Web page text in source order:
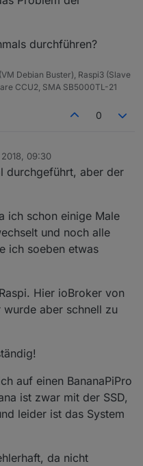
durchführen?
Debian Buster), Raspi3 (Slave
CCU2, SMA SB5000TL-21
0
09:30
durchgeführt, aber der
ich schon einige Male
und noch alle
ich soeben etwas
Hier ioBroker von
aber schnell zu
auf einen BananaPiPro
ist zwar mit der SSD,
leider ist das System
da nicht